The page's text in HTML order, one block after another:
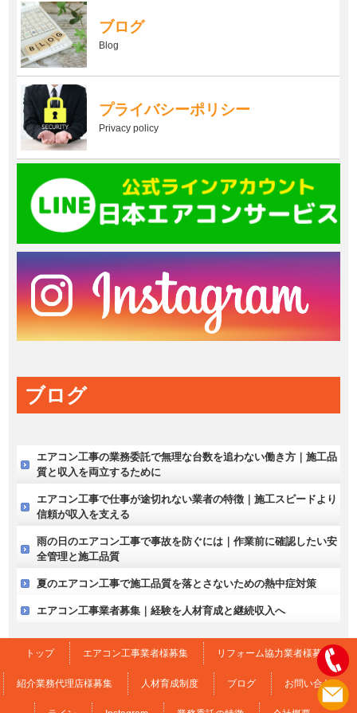
ブログ
Blog
プライバシーポリシー
Privacy policy
ブログ
エアコン工事の業務委託で無理な台数を追わない働き方｜施工品
質と収入を両立するために
エアコン工事で仕事が途切れない業者の特徴｜施工スピードより
信頼が収入を支える
雨の日のエアコン工事で事故を防ぐには｜作業前に確認したい安
全管理と施工品質
夏のエアコン工事で施工品質を落とさないための熱中症対策
エアコン工事業者募集｜経験を人材育成と継続収入へ
トップ エアコン工事業者様募集 リフォーム協力業者様募集
紹介業務代理店様募集 人材育成制度 ブログ お問い合わせ